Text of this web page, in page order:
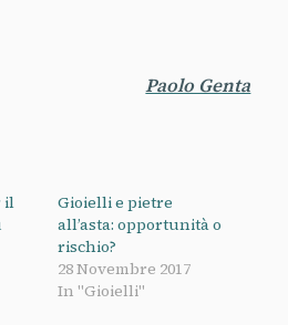
Paolo Genta
il
Gioielli e pietre
all’asta: opportunità o
rischio?
28 Novembre 2017
In "Gioielli"